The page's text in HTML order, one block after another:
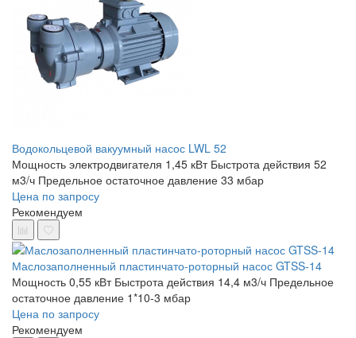
Водокольцевой вакуумный насос LWL 52
Мощность электродвигателя 1,45 кВт Быстрота действия 52
м3/ч Предельное остаточное давление 33 мбар
Цена по запросу
Рекомендуем
Маслозаполненный пластинчато-роторный насос GTSS-14
Мощность 0,55 кВт Быстрота действия 14,4 м3/ч Предельное
остаточное давление 1*10-3 мбар
Цена по запросу
Рекомендуем